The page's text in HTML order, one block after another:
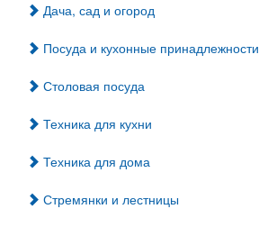
Дача, сад и огород
Посуда и кухонные принадлежности
Столовая посуда
Техника для кухни
Техника для дома
Стремянки и лестницы